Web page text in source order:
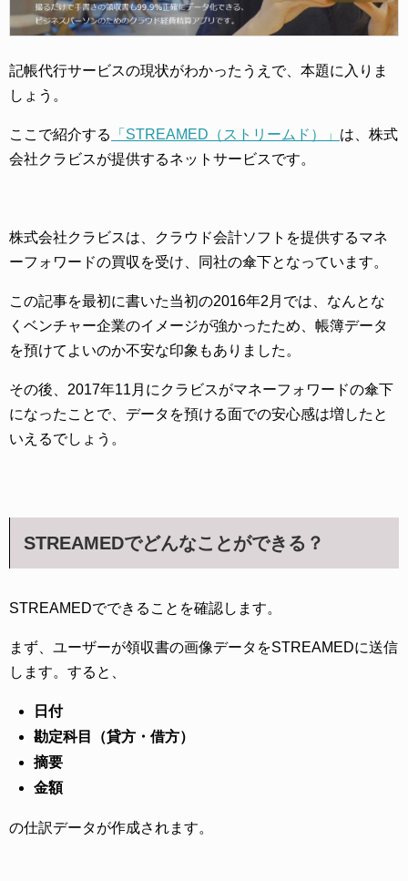
記帳代行サービスの現状がわかったうえで、本題に入りま
しょう。
ここで紹介する 「STREAMED（ストリームド）」 は、株式
会社クラビスが提供するネットサービスです。
株式会社クラビスは、クラウド会計ソフトを提供するマネ
ーフォワードの買収を受け、同社の傘下となっています。
この記事を最初に書いた当初の2016年2月では、なんとな
くベンチャー企業のイメージが強かったため、帳簿データ
を預けてよいのか不安な印象もありました。
その後、2017年11月にクラビスがマネーフォワードの傘下
になったことで、データを預ける面での安心感は増したと
いえるでしょう。
STREAMEDでどんなことができる？
STREAMEDでできることを確認します。
まず、ユーザーが領収書の画像データをSTREAMEDに送信
します。すると、
日付
勘定科目（貸方・借方）
摘要
金額
の仕訳データが作成されます。